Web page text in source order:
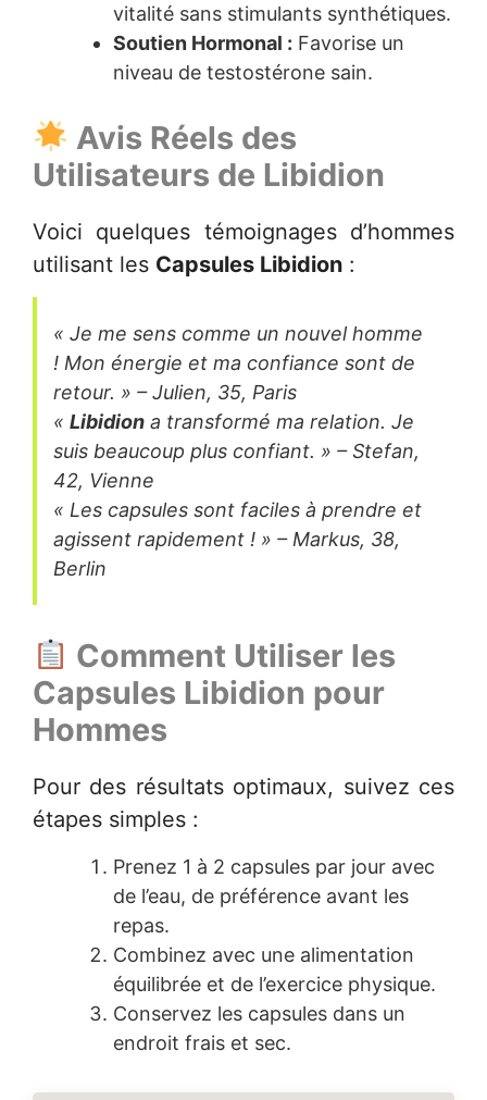
vitalité sans stimulants synthétiques.
Soutien Hormonal : Favorise un
niveau de testostérone sain.
Avis Réels des
Utilisateurs de Libidion
Voici quelques témoignages d’hommes
utilisant les Capsules Libidion :
« Je me sens comme un nouvel homme
! Mon énergie et ma confiance sont de
retour. » – Julien, 35, Paris
« Libidion a transformé ma relation. Je
suis beaucoup plus confiant. » – Stefan,
42, Vienne
« Les capsules sont faciles à prendre et
agissent rapidement ! » – Markus, 38,
Berlin
Comment Utiliser les
Capsules Libidion pour
Hommes
Pour des résultats optimaux, suivez ces
étapes simples :
Prenez 1 à 2 capsules par jour avec
de l’eau, de préférence avant les
repas.
Combinez avec une alimentation
équilibrée et de l’exercice physique.
Conservez les capsules dans un
endroit frais et sec.